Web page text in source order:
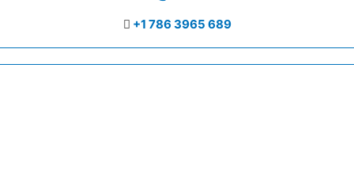
+1 786 3965 689